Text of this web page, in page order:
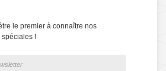
le premier à connaître nos
spéciales !